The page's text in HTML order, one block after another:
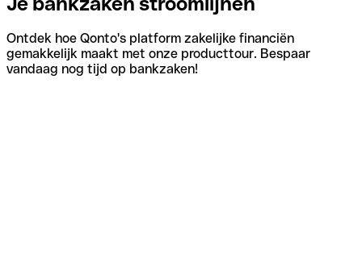
Ontdek hoe Qonto's platform zakelijke financiën
gemakkelijk maakt met onze producttour. Bespaar
vandaag nog tijd op bankzaken!